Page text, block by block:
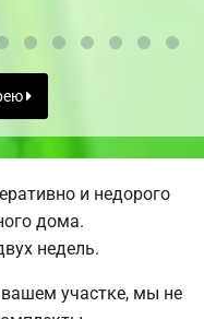
и недорого
дома.
недель.
участке, мы не